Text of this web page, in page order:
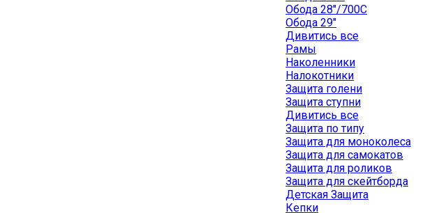
Обода 28"/700C
Обода 29"
Дивитись все
Рамы
Наколенники
Налокотники
Защита голени
Защита ступни
Дивитись все
Защита по типу
Защита для моноколеса
Защита для самокатов
Защита для роликов
Защита для скейтборда
Детская Защита
Кепки